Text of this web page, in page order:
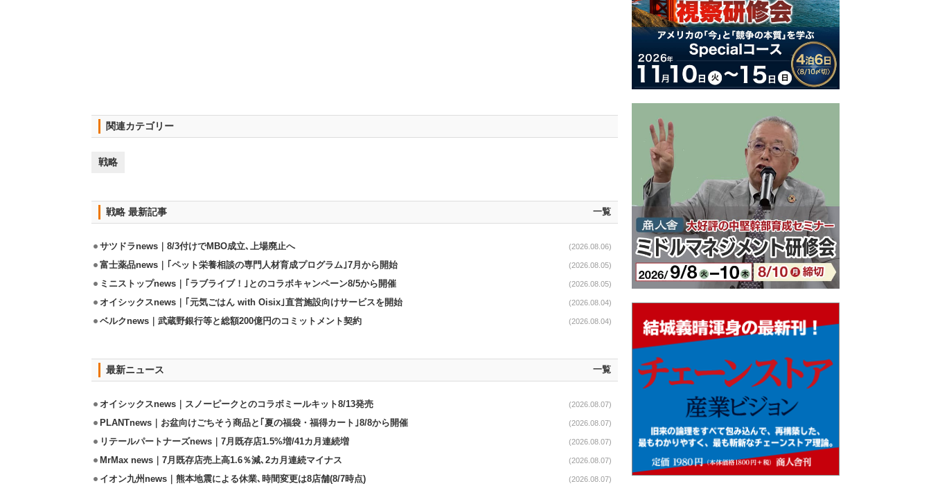
関連カテゴリー
戦略
戦略 最新記事 一覧
サツドラnews｜8/3付けでMBO成立､上場廃止へ (2026.08.06)
富士薬品news｜｢ペット栄養相談の専門人材育成プログラム｣7月から開始 (2026.08.05)
ミニストップnews｜｢ラブライブ！｣とのコラボキャンペーン8/5から開催 (2026.08.05)
オイシックスnews｜｢元気ごはん with Oisix｣直営施設向けサービスを開始 (2026.08.04)
ベルクnews｜武蔵野銀行等と総額200億円のコミットメント契約 (2026.08.04)
最新ニュース 一覧
オイシックスnews｜スノーピークとのコラボミールキット8/13発売 (2026.08.07)
PLANTnews｜お盆向けごちそう商品と｢夏の福袋・福得カート｣8/8から開催 (2026.08.07)
リテールパートナーズnews｜7月既存店1.5%増/41カ月連続増 (2026.08.07)
MrMax news｜7月既存店売上高1.6％減､2カ月連続マイナス (2026.08.07)
イオン九州news｜熊本地震による休業､時間変更は8店舗(8/7時点) (2026.08.07)